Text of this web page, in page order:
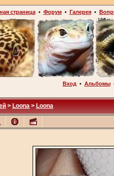
страница• Форум• Галерея•
Вход • Альбомы
> Loona > Loona